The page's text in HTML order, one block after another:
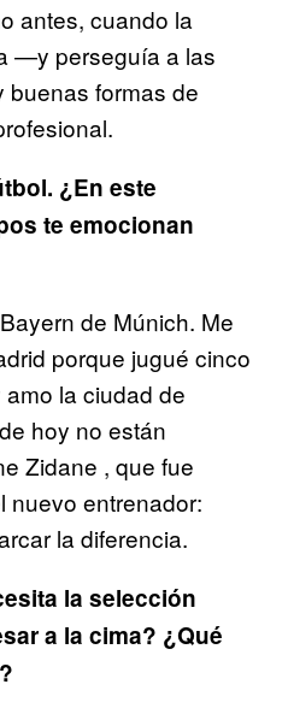
antes, cuando la
—y perseguía a las
formas de
¿En este
te emocionan
de Múnich. Me
porque jugué cinco
la ciudad de
hoy no están
Zidane , que fue
nuevo entrenador:
la diferencia.
la selección
a la cima? ¿Qué